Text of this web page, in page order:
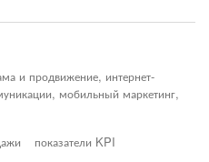
и продвижение, интернет-
мобильный маркетинг,
показатели KPI